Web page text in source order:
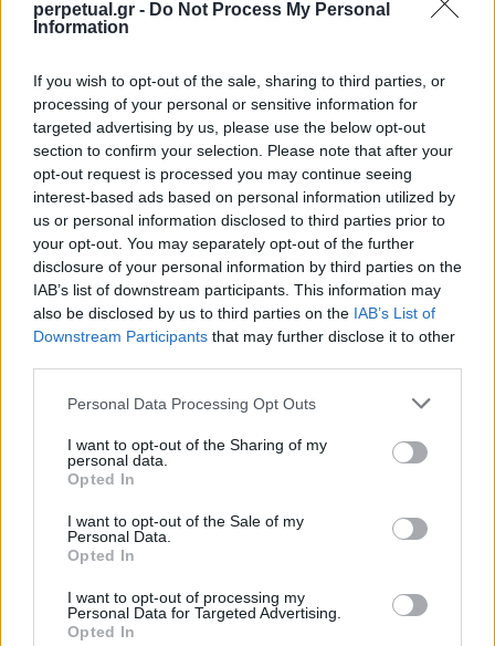
perpetual.gr - Do Not Process My Personal
Information
If you wish to opt-out of the sale, sharing to third parties, or
processing of your personal or sensitive information for
targeted advertising by us, please use the below opt-out
section to confirm your selection. Please note that after your
opt-out request is processed you may continue seeing
interest-based ads based on personal information utilized by
us or personal information disclosed to third parties prior to
your opt-out. You may separately opt-out of the further
disclosure of your personal information by third parties on the
IAB’s list of downstream participants. This information may
also be disclosed by us to third parties on the IAB’s List of
Downstream Participants that may further disclose it to other
Personal Data Processing Opt Outs
I want to opt-out of the Sharing of my
personal data.
Opted In
I want to opt-out of the Sale of my
Personal Data.
Opted In
I want to opt-out of processing my
Personal Data for Targeted Advertising.
Opted In
Μία από τις ελάχιστες φορές που ένα dinner
κοστούμι τριών τεμαχίων είναι άψογο κι ας μην
Ο Ian Carmichael στο School For
Scoundrels, 1960